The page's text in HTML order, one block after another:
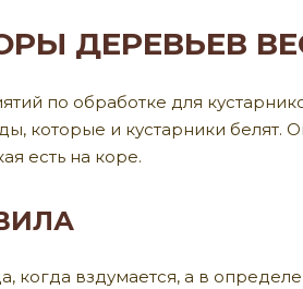
ДЕРЕВЬЕВ
по обработке для
которые и кустарники белят.
есть на коре.
когда вздумается, а в